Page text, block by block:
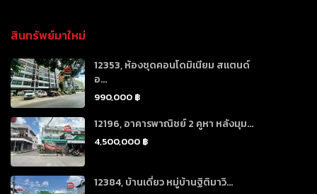
สินทรัพย์มาใหม่
12353, ห้องชุดคอนโดมิเนียม สแตนด์
อ...
990,000 ฿
12196, อาคารพาณิชย์ 2 คูหา หลังมุม...
4,500,000 ฿
12384, บ้านเดี่ยว หมู่บ้านฐิติมาวิ...